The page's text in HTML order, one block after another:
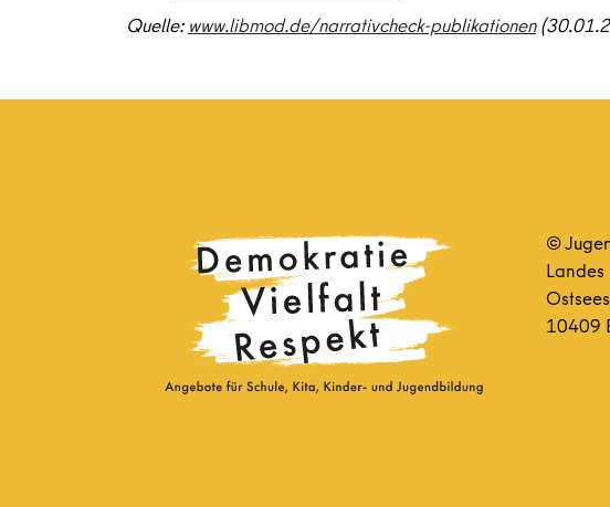
Quelle: www.libmod.de/narrativcheck-publikationen
©
Landes
10409